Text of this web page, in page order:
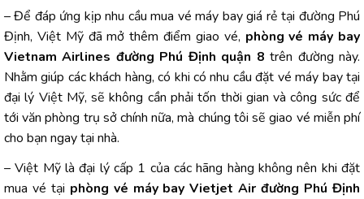
– Để đáp ứng kịp nhu cầu mua vé máy bay giá rẻ tại đường Phú
Định, Việt Mỹ đã mở thêm điểm giao vé, phòng vé máy bay
Vietnam Airlines đường Phú Định quận 8 trên đường này.
Nhằm giúp các khách hàng, có khi có nhu cầu đặt vé máy bay tại
đại lý Việt Mỹ, sẽ không cần phải tốn thời gian và công sức để
tới văn phòng trụ sở chính nữa, mà chúng tôi sẽ giao vé miễn phí
cho bạn ngay tại nhà.
– Việt Mỹ là đại lý cấp 1 của các hãng hàng không nên khi đặt
mua vé tại phòng vé máy bay Vietjet Air đường Phú Định